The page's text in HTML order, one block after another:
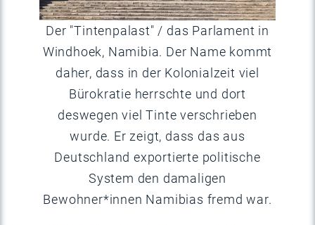
Der "Tintenpalast" / das Parlament in
Windhoek, Namibia. Der Name kommt
daher, dass in der Kolonialzeit viel
Bürokratie herrschte und dort
deswegen viel Tinte verschrieben
wurde. Er zeigt, dass das aus
Deutschland exportierte politische
System den damaligen
Bewohner*innen Namibias fremd war.